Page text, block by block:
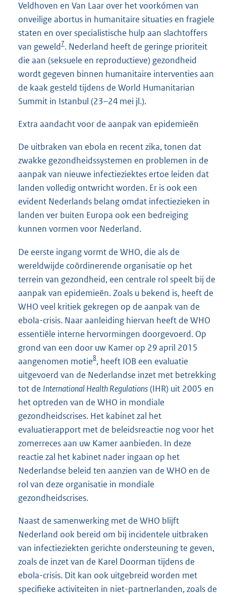
Veldhoven en Van Laar over het voorkómen van
onveilige abortus in humanitaire situaties en fragiele
staten en over specialistische hulp aan slachtoffers
van geweld7. Nederland heeft de geringe prioriteit
die aan (seksuele en reproductieve) gezondheid
wordt gegeven binnen humanitaire interventies aan
de kaak gesteld tijdens de World Humanitarian
Summit in Istanbul (23–24 mei jl.).
Extra aandacht voor de aanpak van epidemieën
De uitbraken van ebola en recent zika, tonen dat
zwakke gezondheidssystemen en problemen in de
aanpak van nieuwe infectieziektes ertoe leiden dat
landen volledig ontwricht worden. Er is ook een
evident Nederlands belang omdat infectiezieken in
landen ver buiten Europa ook een bedreiging
kunnen vormen voor Nederland.
De eerste ingang vormt de WHO, die als de
wereldwijde coördinerende organisatie op het
terrein van gezondheid, een centrale rol speelt bij de
aanpak van epidemieën. Zoals u bekend is, heeft de
WHO veel kritiek gekregen op de aanpak van de
ebola-crisis. Naar aanleiding hiervan heeft de WHO
essentiële interne hervormingen doorgevoerd. Op
grond van een door uw Kamer op 29 april 2015
aangenomen motie8, heeft IOB een evaluatie
uitgevoerd van de Nederlandse inzet met betrekking
tot de International Health Regulations(IHR) uit 2005 en
het optreden van de WHO in mondiale
gezondheidscrises. Het kabinet zal het
evaluatierapport met de beleidsreactie nog voor het
zomerreces aan uw Kamer aanbieden. In deze
reactie zal het kabinet nader ingaan op het
Nederlandse beleid ten aanzien van de WHO en de
rol van deze organisatie in mondiale
gezondheidscrises.
Naast de samenwerking met de WHO blijft
Nederland ook bereid om bij incidentele uitbraken
van infectieziekten gerichte ondersteuning te geven,
zoals de inzet van de Karel Doorman tijdens de
ebola-crisis. Dit kan ook uitgebreid worden met
specifieke activiteiten in niet-partnerlanden, zoals de